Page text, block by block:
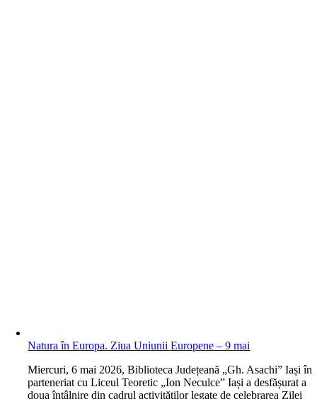
Natura în Europa. Ziua Uniunii Europene – 9 mai
Miercuri, 6 mai 2026, Biblioteca Județeană „Gh. Asachi” Iași în
parteneriat cu Liceul Teoretic „Ion Neculce” Iași a desfășurat a
doua întâlnire din cadrul activităților legate de celebrarea Zilei